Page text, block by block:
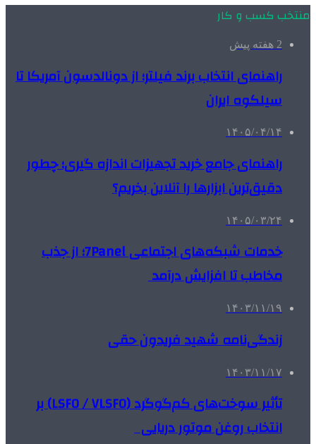
منتخب کسب و کار
2 هفته پیش
راهنمای انتخاب برند فیلتر؛ از دونالدسون آمریکا تا
سیلکوه ایران
۱۴۰۵/۰۴/۱۴
راهنمای جامع خرید تجهیزات اندازه گیری؛ چطور
دقیق‌ترین ابزارها را آنلاین بخریم؟
۱۴۰۵/۰۳/۲۴
خدمات شبکه‌های اجتماعی 7Panel؛ از جذب
مخاطب تا افزایش درآمد
۱۴۰۳/۱۱/۱۹
زندگی‌نامه شهید فریدون حقی
۱۴۰۳/۱۱/۱۷
تأثیر سوخت‌های کم‌گوگرد (LSFO / VLSFO) بر
انتخاب روغن موتور دریایی